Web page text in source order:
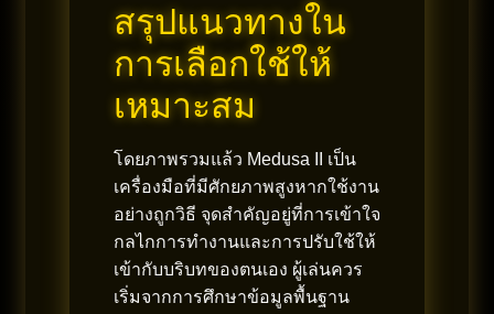
สรุปแนวทางใน
การเลือกใช้ให้
เหมาะสม
โดยภาพรวมแล้ว Medusa II เป็น
เครื่องมือที่มีศักยภาพสูงหากใช้งาน
อย่างถูกวิธี จุดสำคัญอยู่ที่การเข้าใจ
กลไกการทำงานและการปรับใช้ให้
เข้ากับบริบทของตนเอง ผู้เล่นควร
เริ่มจากการศึกษาข้อมูลพื้นฐาน